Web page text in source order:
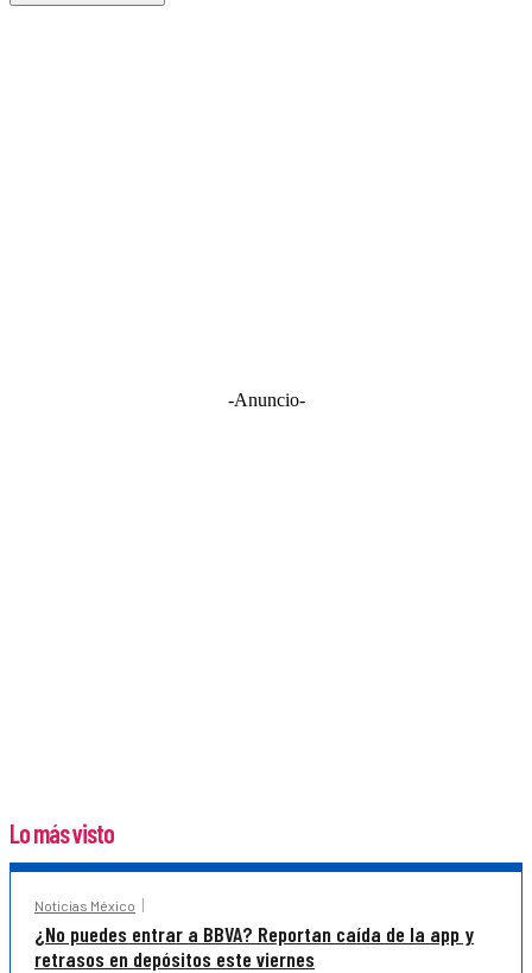
-Anuncio-
Lo más visto
Noticias México
¿No puedes entrar a BBVA? Reportan caída de la app y
retrasos en depósitos este viernes